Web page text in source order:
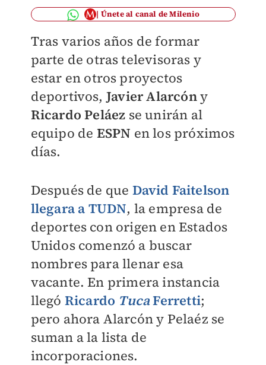
Únete al canal de Milenio
Tras varios años de formar
parte de otras televisoras y
estar en otros proyectos
deportivos, Javier Alarcóny
Ricardo Peláez se unirán al
equipo de ESPN en los próximos
días.
Después de que David Faitelson
llegara a TUDN, la empresa de
deportes con origen en Estados
Unidos comenzó a buscar
nombres para llenar esa
vacante. En primera instancia
llegó Ricardo TucaFerretti;
pero ahora Alarcón y Pelaéz se
suman a la lista de
incorporaciones.